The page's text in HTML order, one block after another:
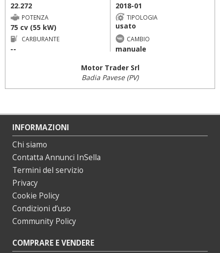
22.272 2018-01
POTENZA
75 cv (55 kW)
TIPOLOGIA
usato
CARBURANTE
--
CAMBIO
manuale
Motor Trader Srl
Badia Pavese (PV)
INFORMAZIONI
Chi siamo
Contatta Annunci InSella
Termini del servizio
Privacy
Cookie Policy
Condizioni d’uso
Community Policy
COMPRARE E VENDERE